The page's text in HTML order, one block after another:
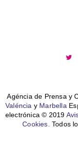
Agéncia de Prensa y
Valéncia y Marbella
electrónica © 2019
Cookies. Todos